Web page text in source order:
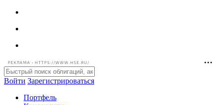
РЕКЛАМА • HTTPS://WWW.HSE.RU/
Войти Зарегистрироваться
Портфель